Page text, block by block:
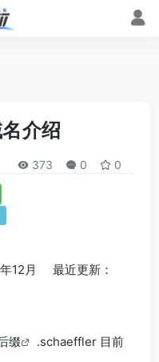
介绍
373 0 0
12月 最近更新：
缀
.schaeffler 目前